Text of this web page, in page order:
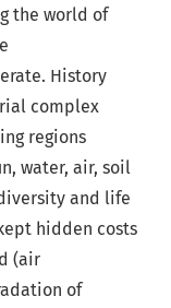
the world of
History
complex
regions
water, air, soil
and life
hidden costs
(air
of